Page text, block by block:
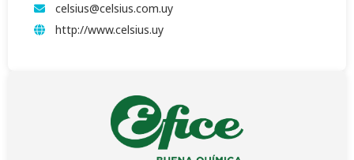
celsius@celsius.com.uy
http://www.celsius.uy